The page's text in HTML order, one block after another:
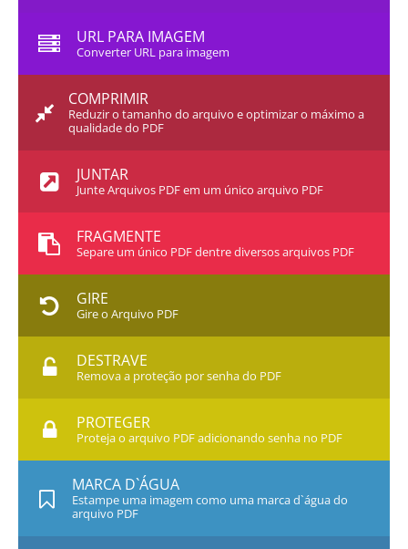
URL PARA IMAGEM
Converter URL para imagem
COMPRIMIR
Reduzir o tamanho do arquivo e optimizar o máximo a
qualidade do PDF
JUNTAR
Junte Arquivos PDF em um único arquivo PDF
FRAGMENTE
Separe um único PDF dentre diversos arquivos PDF
GIRE
Gire o Arquivo PDF
DESTRAVE
Remova a proteção por senha do PDF
PROTEGER
Proteja o arquivo PDF adicionando senha no PDF
MARCA D`ÁGUA
Estampe uma imagem como uma marca d`água do
arquivo PDF